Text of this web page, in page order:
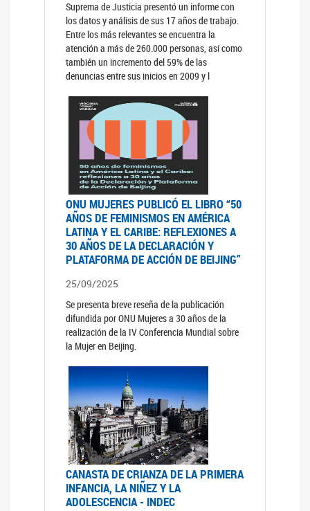
Suprema de Justicia presentó un informe con
los datos y análisis de sus 17 años de trabajo.
Entre los más relevantes se encuentra la
atención a más de 260.000 personas, así como
también un incremento del 59% de las
denuncias entre sus inicios en 2009 y l
ONU MUJERES PUBLICÓ EL LIBRO “50
AÑOS DE FEMINISMOS EN AMÉRICA
LATINA Y EL CARIBE: REFLEXIONES A
30 AÑOS DE LA DECLARACIÓN Y
PLATAFORMA DE ACCIÓN DE BEIJING”
25/09/2025
Se presenta breve reseña de la publicación
difundida por ONU Mujeres a 30 años de la
realización de la IV Conferencia Mundial sobre
la Mujer en Beijing.
CANASTA DE CRIANZA DE LA PRIMERA
INFANCIA, LA NIÑEZ Y LA
ADOLESCENCIA - INDEC